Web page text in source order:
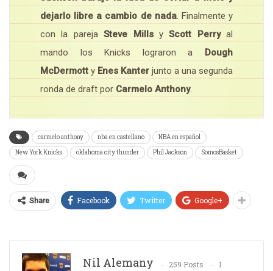
dejarlo libre a cambio de nada. Finalmente y
con la parejaSteve MillsyScott Perryal
mando los Knicks lograron a
Dough
McDermott y Enes Kanter junto a una segunda
ronda de draft por Carmelo Anthony.
carmelo anthony nba en castellano
NBA en español
New York Knicks
oklahoma city thunder Phil Jackson SomosBasket
Share Facebook Twitter Google+
Nil Alemany 259 Posts
1